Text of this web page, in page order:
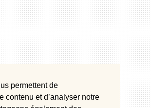
permettent de
contenu et d’analyser notre